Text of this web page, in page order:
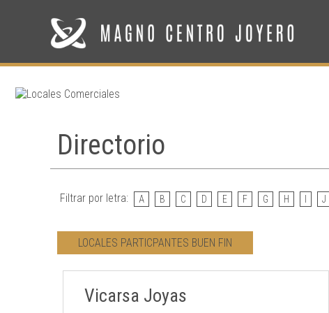
Directorio
Filtrar por letra: A B C D E F G H J
LOCALES PARTICPANTES BUEN FIN
Vicarsa Joyas